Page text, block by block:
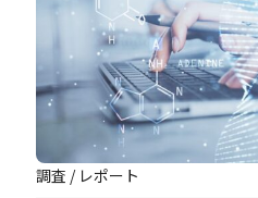
調査 / レポート